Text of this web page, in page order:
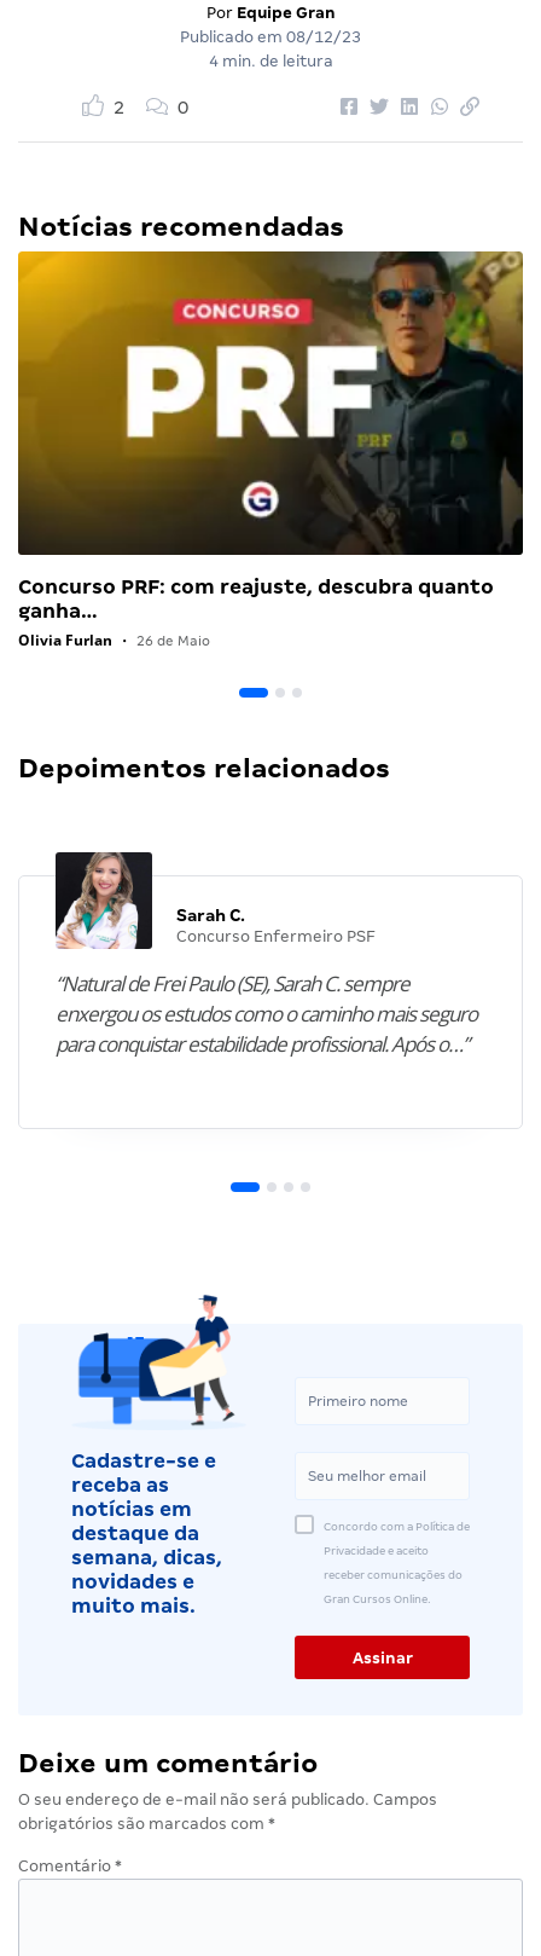
Por Equipe Gran
Publicado em 08/12/23
4 min. de leitura
2 0
Notícias recomendadas
Concurso PRF: com reajuste, descubra quanto
ganha…
Olivia Furlan • 26 de Maio
Depoimentos relacionados
Sarah C.
Concurso Enfermeiro PSF
“Natural de Frei Paulo (SE), Sarah C. sempre
enxergou os estudos como o caminho mais seguro
para conquistar estabilidade profissional. Após o…”
Cadastre-se e
receba as
notícias em
destaque da
semana, dicas,
novidades e
muito mais.
Concordo com a Política de
Privacidade e aceito
receber comunicações do
Gran Cursos Online.
Deixe um comentário
O seu endereço de e-mail não será publicado. Campos
obrigatórios são marcados com *
Comentário *